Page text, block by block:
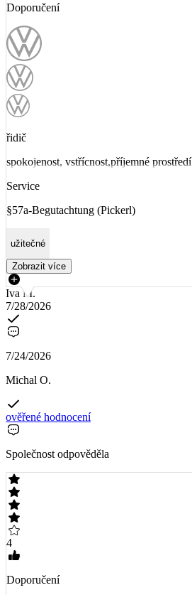
Doporučení
řidič
spokojenost, vstřícnost,příjemné prostředí
Service
§57a-Begutachtung (Pickerl)
užitečné
Zobrazit více
Iva M.
7/28/2026
7/24/2026
Michal O.
ověřené hodnocení
Společnost odpověděla
4
Doporučení